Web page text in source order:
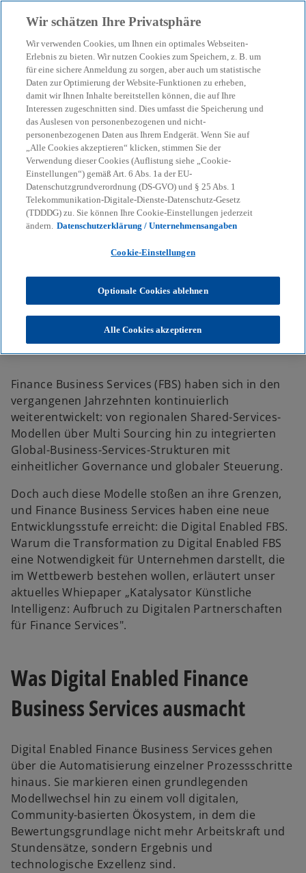
menu search
Katalysator Künstliche
Intelligenz: Aufbruch zu
digitalen Partnerschaften
für Finance Services
Unser Whitepaper beschreibt die nächste
Entwicklungsstufe bei Finance Business Services
KPMG Themen
Business Performance & Resilienz
Katalysator Künstliche Intelligenz: Aufbruch zu digitalen
Partnerschaften für Finance Services
Finance Business Services (FBS) haben sich in den
vergangenen Jahrzehnten kontinuierlich
weiterentwickelt: von regionalen Shared-Services-
Modellen über Multi Sourcing hin zu integrierten
Global-Business-Services-Strukturen mit
einheitlicher Governance und globaler Steuerung.
Doch auch diese Modelle stoßen an ihre Grenzen,
und Finance Business Services haben eine neue
Entwicklungsstufe erreicht: die Digital Enabled FBS.
Warum die Transformation zu Digital Enabled FBS
eine Notwendigkeit für Unternehmen darstellt, die
im Wettbewerb bestehen wollen, erläutert unser
aktuelles Whiepaper „Katalysator Künstliche
Intelligenz: Aufbruch zu Digitalen Partnerschaften
für Finance Services".
Was Digital Enabled Finance
Business Services ausmacht
Digital Enabled Finance Business Services gehen
über die Automatisierung einzelner Prozessschritte
hinaus. Sie markieren einen grundlegenden
Modellwechsel hin zu einem voll digitalen,
Community-basierten Ökosystem, in dem die
Bewertungsgrundlage nicht mehr Arbeitskraft und
Stundensätze, sondern Ergebnis und
technologische Exzellenz sind.
Wir schätzen Ihre Privatsphäre
Wir verwenden Cookies, um Ihnen ein optimales Webseiten-
Erlebnis zu bieten. Wir nutzen Cookies zum Speichern, z. B. um
für eine sichere Anmeldung zu sorgen, aber auch um statistische
Daten zur Optimierung der Website-Funktionen zu erheben,
damit wir Ihnen Inhalte bereitstellen können, die auf Ihre
Interessen zugeschnitten sind. Dies umfasst die Speicherung und
das Auslesen von personenbezogenen und nicht-
personenbezogenen Daten aus Ihrem Endgerät. Wenn Sie auf
„Alle Cookies akzeptieren“ klicken, stimmen Sie der
Verwendung dieser Cookies (Auflistung siehe „Cookie-
Einstellungen“) gemäß Art. 6 Abs. 1a der EU-
Datenschutzgrundverordnung (DS-GVO) und § 25 Abs. 1
Telekommunikation-Digitale-Dienste-Datenschutz-Gesetz
(TDDDG) zu. Sie können Ihre Cookie-Einstellungen jederzeit
ändern. Datenschutzerklärung / Unternehmensangaben
Cookie-Einstellungen
Optionale Cookies ablehnen
Alle Cookies akzeptieren